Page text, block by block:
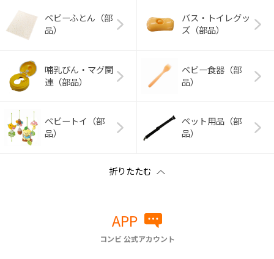
ベビーふとん（部
品）
バス・トイレグッ
ズ（部品）
哺乳びん・マグ関
連（部品）
ベビー食器（部
品）
ベビートイ（部
品）
ペット用品（部
品）
APP
コンビ 公式アカウント